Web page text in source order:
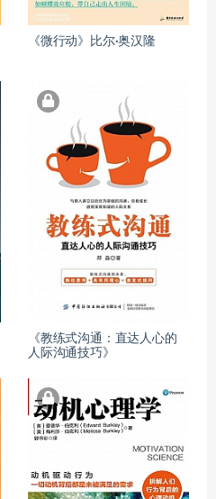
《微行动》比尔·奥汉隆
《教练式沟通：直达人心的
人际沟通技巧》